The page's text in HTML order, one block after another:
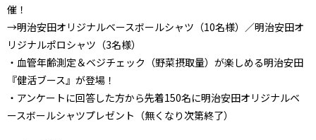
催！
→明治安田オリジナルベースボールシャツ（10名様）／明治安田オ
リジナルポロシャツ（3名様）
・血管年齢測定＆ベジチェック（野菜摂取量）が楽しめる明治安田
『健活ブース』が登場！
・アンケートに回答した方から先着150名に明治安田オリジナルベ
ースボールシャツプレゼント（無くなり次第終了）